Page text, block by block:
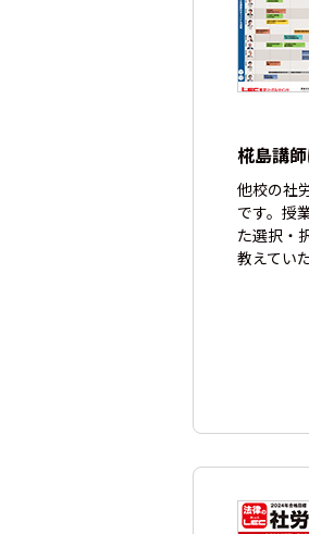
椛島講
他校の社
です。授
た選択・
教えてい